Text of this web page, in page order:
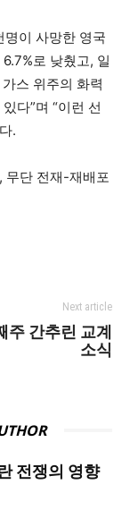
명이 사망한 영국
로 낮췄고, 일
스 위주의 화력
다”며 “이런 선
.
무단 전재-재배포
Next article
주 간추린 교계
소식
전쟁의 영향